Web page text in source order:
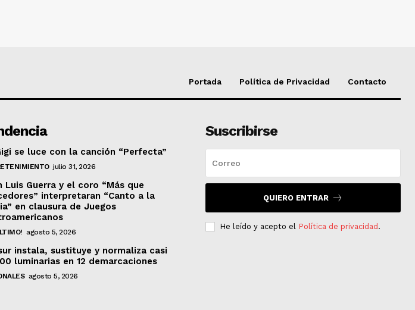
Portada Política de Privacidad Contacto
se luce con la canción “Perfecta”
julio 31, 2026
Luis Guerra y el coro “Más que
interpretaran “Canto a la
en clausura de Juegos
agosto 5, 2026
instala, sustituye y normaliza casi
luminarias en 12 demarcaciones
agosto 5, 2026
Suscribirse
QUIERO ENTRAR
He leído y acepto el Política de privacidad .